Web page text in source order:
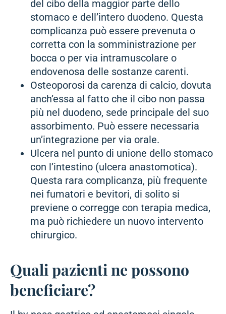
del cibo della maggior parte dello
stomaco e dell’intero duodeno. Questa
complicanza può essere prevenuta o
corretta con la somministrazione per
bocca o per via intramuscolare o
endovenosa delle sostanze carenti.
Osteoporosi da carenza di calcio, dovuta
anch’essa al fatto che il cibo non passa
più nel duodeno, sede principale del suo
assorbimento. Può essere necessaria
un’integrazione per via orale.
Ulcera nel punto di unione dello stomaco
con l’intestino (ulcera anastomotica).
Questa rara complicanza, più frequente
nei fumatori e bevitori, di solito si
previene o corregge con terapia medica,
ma può richiedere un nuovo intervento
chirurgico.
Quali pazienti ne possono
beneficiare?